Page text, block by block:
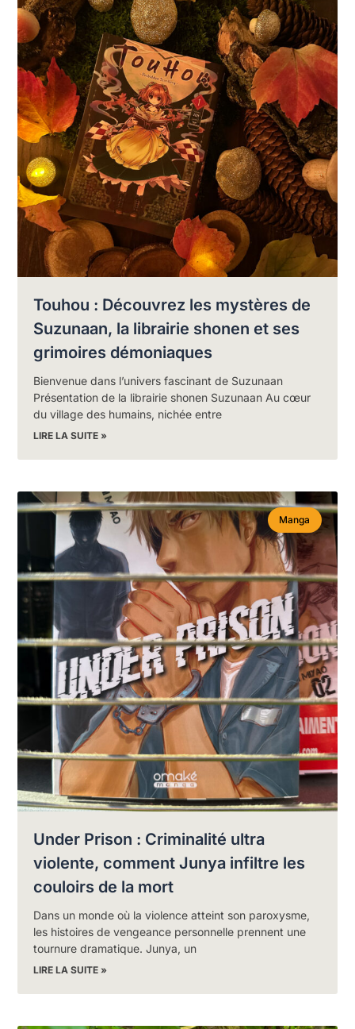
Touhou : Découvrez les mystères de
Suzunaan, la librairie shonen et ses
grimoires démoniaques
Bienvenue dans l’univers fascinant de Suzunaan
Présentation de la librairie shonen Suzunaan Au cœur
du village des humains, nichée entre
LIRE LA SUITE »
Manga
Under Prison : Criminalité ultra
violente, comment Junya infiltre les
couloirs de la mort
Dans un monde où la violence atteint son paroxysme,
les histoires de vengeance personnelle prennent une
tournure dramatique. Junya, un
LIRE LA SUITE »